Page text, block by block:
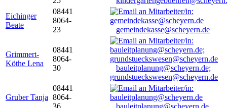
Eichinger
Beate
08441
8064-
23
gemeindekasse@scheyern.de
Grimmert-
Köthe Lena
08441
8064-
30
bauleitplanung@scheyern.de;
grundstueckswesen@scheyern.de
Gruber Tanja
08441
8064-
36
bauleitplanung@scheyern.de